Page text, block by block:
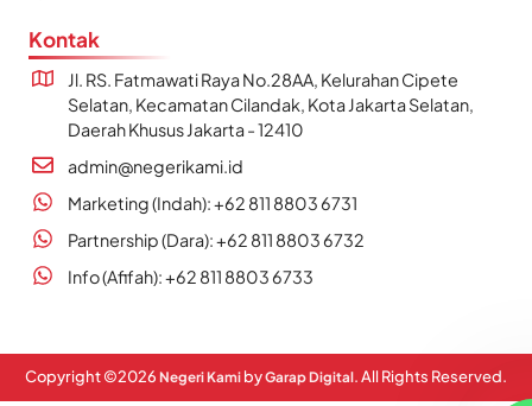
Kontak
Jl. RS. Fatmawati Raya No.28AA, Kelurahan Cipete
Selatan, Kecamatan Cilandak, Kota Jakarta Selatan,
Daerah Khusus Jakarta - 12410
admin@negerikami.id
Marketing (Indah): +62 811 8803 6731
Partnership (Dara): +62 811 8803 6732
Info (Afifah): +62 811 8803 6733
Copyright ©2026 Negeri Kami byGarap Digital. All Rights Reserved.